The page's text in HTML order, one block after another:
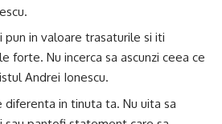
pun in valoare trasaturile si iti
forte. Nu incerca sa ascunzi ceea ce
Andrei Ionescu.
diferenta in tinuta ta. Nu uita sa